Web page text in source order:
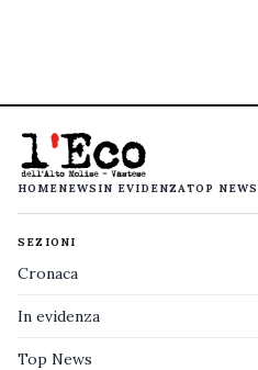
HOMENEWS IN EVIDENZATOP NEWS
SEZIONI
Cronaca
In evidenza
Top News